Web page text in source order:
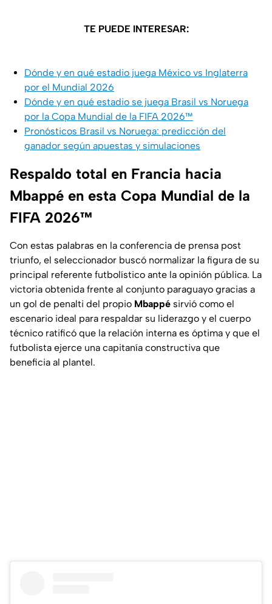
TE PUEDE INTERESAR:
Dónde y en qué estadio juega México vs Inglaterra
por el Mundial 2026
Dónde y en qué estadio se juega Brasil vs Noruega
por la Copa Mundial de la FIFA 2026™
Pronósticos Brasil vs Noruega: predicción del
ganador según apuestas y simulaciones
Respaldo total en Francia hacia
Mbappé en esta Copa Mundial de la
FIFA 2026™
Con estas palabras en la conferencia de prensa post
triunfo, el seleccionador buscó normalizar la figura de su
principal referente futbolístico ante la opinión pública. La
victoria obtenida frente al conjunto paraguayo gracias a
un gol de penalti del propio Mbappé sirvió como el
escenario ideal para respaldar su liderazgo y el cuerpo
técnico ratificó que la relación interna es óptima y que el
futbolista ejerce una capitanía constructiva que
beneficia al plantel.